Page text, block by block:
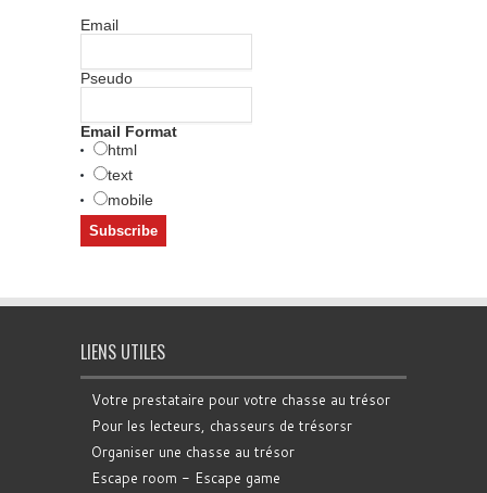
Email
Pseudo
Email Format
html
text
mobile
LIENS UTILES
Votre prestataire pour votre chasse au trésor
Pour les lecteurs, chasseurs de trésorsr
Organiser une chasse au trésor
Escape room - Escape game